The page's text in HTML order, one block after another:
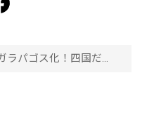
ラパゴス化！四国だけ